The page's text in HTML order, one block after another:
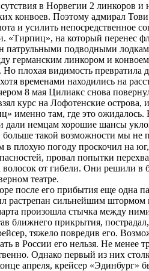
в Норвегии 2 линкоров
конвоев. Поэтому адмирал
и усилить непосредственное
«Тирпиц», на который перенес
патрульными подводными
германским линкором и
плохая видимость превратила
временами находились на
8 мая Цилиакс снова
курс на Лофотенские острова,
именно там, где это
дали немцам хорошие шансы
больше такой возможности мы не
в плохую погоду проскочил на
провал попытки
от гибели. Они решили в
театре.
после его прибытия еще одна
растрепан сильнейшим
произошла стычка между
прикрытия,
тяжело повредив его.
в России его нельзя. Не менее
Однако первый из них
апреля, крейсер «Эдинбург»